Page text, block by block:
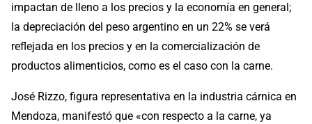
impactan de lleno a los precios y la economía en general;
la depreciación del peso argentino en un 22% se verá
reflejada en los precios y en la comercialización de
productos alimenticios, como es el caso con la carne.
José Rizzo, figura representativa en la industria cárnica en
Mendoza, manifestó que «con respecto a la carne, ya